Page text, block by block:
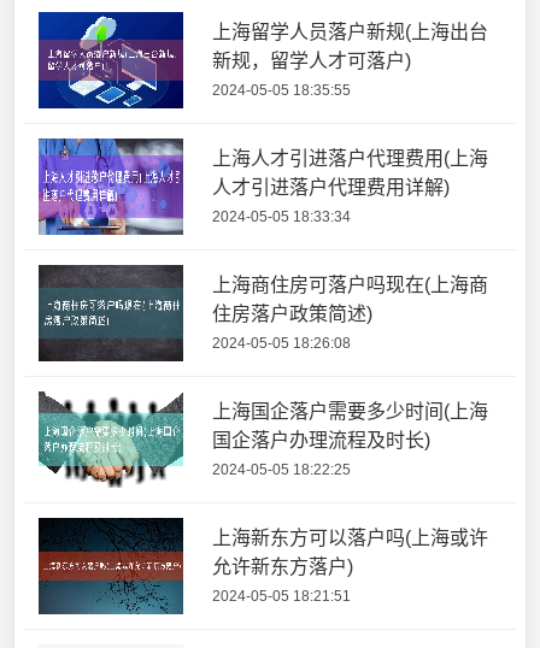
上海留学人员落户新规(上海出台
新规，留学人才可落户)
2024-05-05 18:35:55
上海人才引进落户代理费用(上海
人才引进落户代理费用详解)
2024-05-05 18:33:34
上海商住房可落户吗现在(上海商
住房落户政策简述)
2024-05-05 18:26:08
上海国企落户需要多少时间(上海
国企落户办理流程及时长)
2024-05-05 18:22:25
上海新东方可以落户吗(上海或许
允许新东方落户)
2024-05-05 18:21:51